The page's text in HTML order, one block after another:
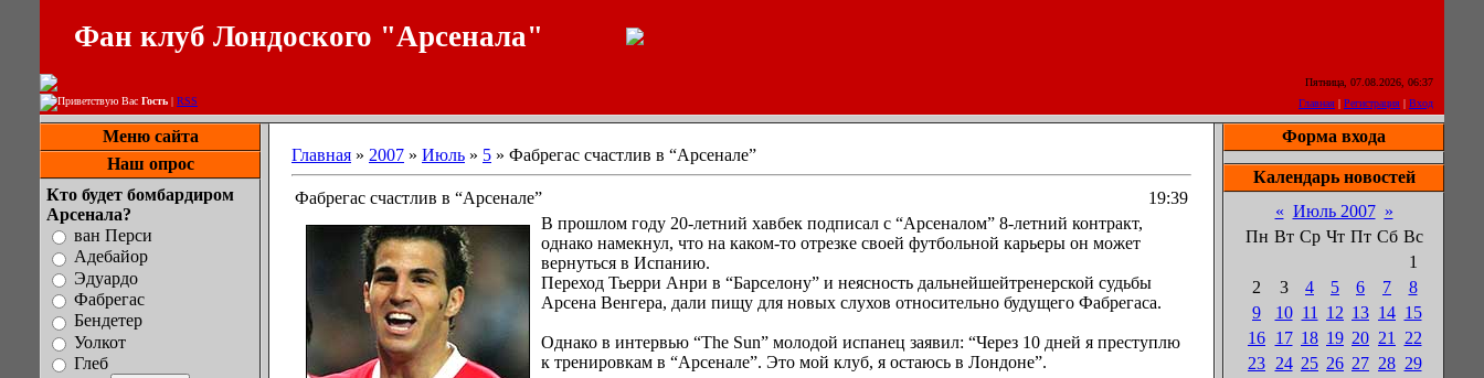
Фан клуб Лондоского "Арсенала"
Пятница, 07.08.2026, 06:37
Приветствую Вас Гость | RSS Главная | Регистрация | Вход
Меню сайта
Наш опрос
Кто будет бомбардиром
Арсенала?
ван Перси
Адебайор
Эдуардо
Фабрегас
Бендетер
Уолкот
Глеб
Главная » 2007 » Июль » 5 » Фабрегас счастлив в “Арсенале”
Фабрегас счастлив в “Арсенале”
19:39
В прошлом году 20-летний хавбек подписал с “Арсеналом” 8-летний контракт,
однако намекнул, что на каком-то отрезке своей футбольной карьеры он может
вернуться в Испанию.
Переход Тьерри Анри в “Барселону” и неясность дальнейшейтренерской судьбы
Арсена Венгера, дали пищу для новых слухов относительно будущего Фабрегаса.
Однако в интервью “The Sun” молодой испанец заявил: “Через 10 дней я преступлю
к тренировкам в “Арсенале”. Это мой клуб, я остаюсь в Лондоне”.
Форма входа
Календарь новостей
« Июль 2007 »
Пн Вт Ср Чт Пт Сб Вс
1
2
3 4 5 6 7
8
9
10 11 12 13 14 15
16 17 18 19 20 21
22
23 24 25 26 27 28 29